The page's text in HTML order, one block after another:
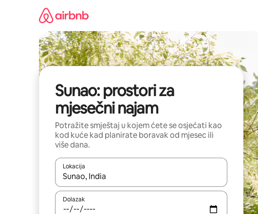
Sunao: prostori za
mjesečni najam
Potražite smještaj u kojem ćete se osjećati kao
kod kuće kad planirate boravak od mjesec ili
više dana.
Lokacija
Kada budu dostupni rezultati, moći ćete ih pregledati
Dolazak